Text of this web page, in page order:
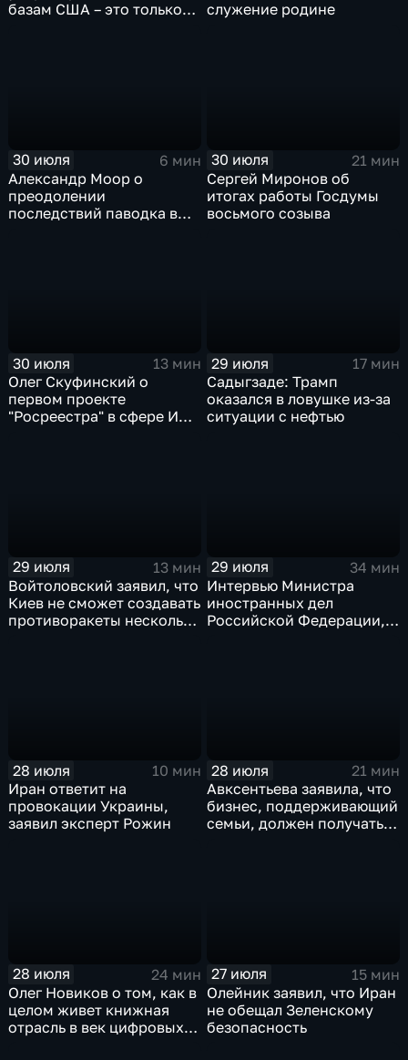
базам США – это только
служение родине
30 июля
6 мин
Александр Моор о
преодолении
последствий паводка в
30 июля
21 мин
Сергей Миронов об
итогах работы Госдумы
восьмого созыва
30 июля
13 мин
Олег Скуфинский о
первом проекте
"Росреестра" в сфере ИИ
29 июля
17 мин
Садыгзаде: Трамп
оказался в ловушке из-за
ситуации с нефтью
29 июля
13 мин
Войтоловский заявил, что
Киев не сможет создавать
противоракеты несколько
29 июля
34 мин
Интервью Министра
иностранных дел
Российской Федерации,
28 июля
10 мин
Иран ответит на
провокации Украины,
заявил эксперт Рожин
28 июля
21 мин
Авксентьева заявила, что
бизнес, поддерживающий
семьи, должен получать
28 июля
24 мин
Олег Новиков о том, как в
целом живет книжная
отрасль в век цифровых
27 июля
15 мин
Олейник заявил, что Иран
не обещал Зеленскому
безопасность